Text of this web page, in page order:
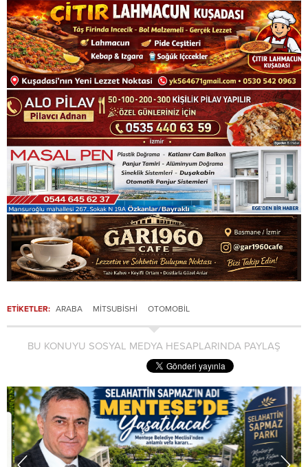
ETİKETLER: ARABA MITSUBISHI OTOMOBIL
BU KONUYU SOSYAL MEDYA HESAPLARINDA PAYLAŞ